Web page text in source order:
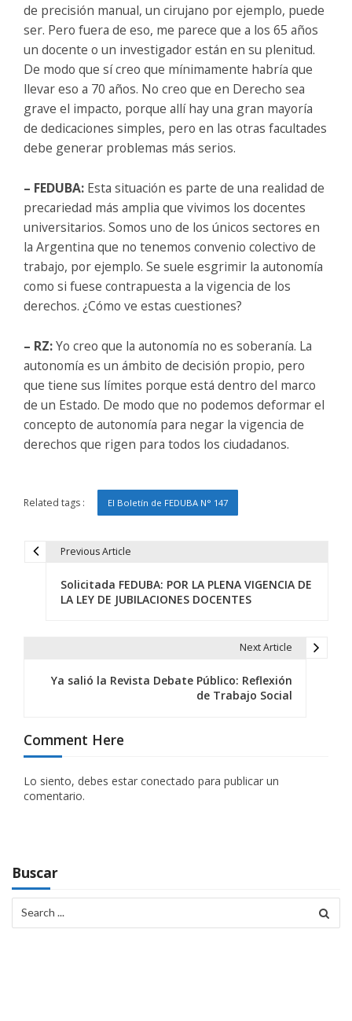
de precisión manual, un cirujano por ejemplo, puede
ser. Pero fuera de eso, me parece que a los 65 años
un docente o un investigador están en su plenitud.
De modo que sí creo que mínimamente habría que
llevar eso a 70 años. No creo que en Derecho sea
grave el impacto, porque allí hay una gran mayoría
de dedicaciones simples, pero en las otras facultades
debe generar problemas más serios.
– FEDUBA: Esta situación es parte de una realidad de
precariedad más amplia que vivimos los docentes
universitarios. Somos uno de los únicos sectores en
la Argentina que no tenemos convenio colectivo de
trabajo, por ejemplo. Se suele esgrimir la autonomía
como si fuese contrapuesta a la vigencia de los
derechos. ¿Cómo ve estas cuestiones?
– RZ:Yo creo que la autonomía no es soberanía. La
autonomía es un ámbito de decisión propio, pero
que tiene sus límites porque está dentro del marco
de un Estado. De modo que no podemos deformar el
concepto de autonomía para negar la vigencia de
derechos que rigen para todos los ciudadanos.
Related tags : El Boletín de FEDUBA N° 147
c
i
ó
e
e
n
Previous Article
Solicitada FEDUBA: POR LA PLENA VIGENCIA DE
LA LEY DE JUBILACIONES DOCENTES
Next Article
Ya salió la Revista Debate Público: Reflexión
de Trabajo Social
Comment Here
Lo siento, debes estar conectado para publicar un
comentario.
Buscar
for: